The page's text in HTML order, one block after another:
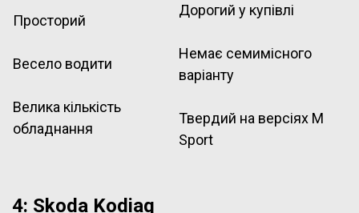
Просторий
Весело водити
Велика кількість
обладнання
Дорогий у купівлі
Немає семимісного
варіанту
Твердий на версіях M
Sport
4: Skoda Kodiaq